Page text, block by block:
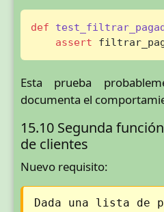
def
assert
Esta prueba
documenta el
15.10 Segunda
de clientes
Nuevo requisito:
Dada una lista de